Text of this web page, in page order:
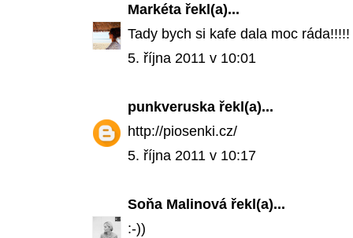
Markéta řekl(a)...
Tady bych si kafe dala moc
5. října 2011 v 10:01
punkveruska řekl(a)...
http://piosenki.cz/
5. října 2011 v 10:17
Soňa Malinová řekl(a)...
:-))